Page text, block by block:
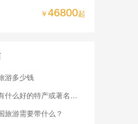
￥ 46800起
游多少钱
什么好的特产或著名小
旅游需要带什么？